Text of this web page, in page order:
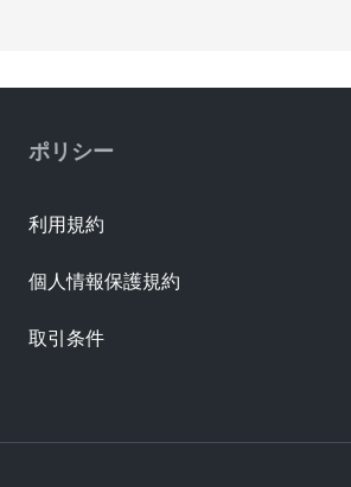
ポリシー
利用規約
個人情報保護規約
取引条件